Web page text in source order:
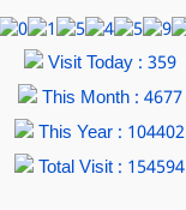
Visit Today : 359
This Month : 4677
This Year : 104402
Total Visit : 154594